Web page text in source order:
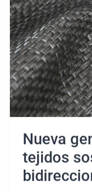
Nueva
tejidos
de
tejidos
sostenibles
bidireccionales